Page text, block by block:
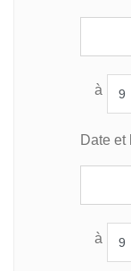
à
Date et
à